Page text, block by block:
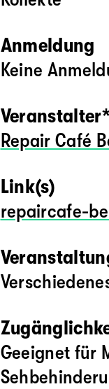
Anmeldung
Keine
Repair Café
Link(s)
repaircafe-
Geeignet für